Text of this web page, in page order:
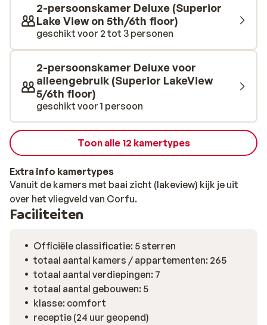
bootje naar toe gebracht. Dat wordt genieten op
Corfu!
2-persoonskamer Deluxe (Superior
Lake View on 5th/6th floor)
geschikt voor 2 tot 3 personen
2-persoonskamer Deluxe voor
alleengebruik (Superior LakeView
5/6th floor)
geschikt voor 1 persoon
Toon alle 12 kamertypes
Extra info kamertypes
Vanuit de kamers met baai zicht (lakeview) kijk je uit
over het vliegveld van Corfu.
Faciliteiten
Officiële classificatie: 5 sterren
totaal aantal kamers / appartementen: 265
totaal aantal verdiepingen: 7
totaal aantal gebouwen: 5
klasse: comfort
receptie (24 uur geopend)